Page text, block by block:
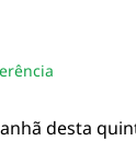
desta